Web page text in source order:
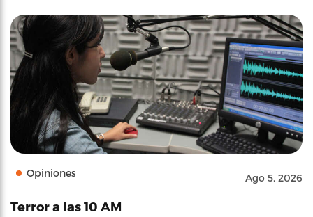
Opiniones Ago 5, 2026
Terror a las 10 AM